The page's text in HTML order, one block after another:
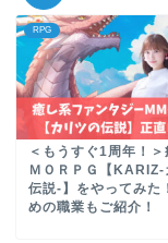
RPG
＜もうすぐ1周年！＞
ＭＯＲＰＧ【KARIZ-
伝説-】をやってみた
めの職業もご紹介！